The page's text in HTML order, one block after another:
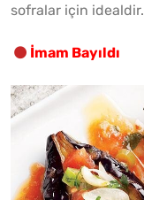
sofralar için idealdir.
İmam Bayıldı